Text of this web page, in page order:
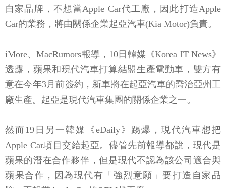
自家品牌，不想當Apple Car代工廠，因此打造Apple
Car的業務，將由關係企業起亞汽車(Kia Motor)負責。
iMore、MacRumors報導，10日韓媒《Korea IT News》
透露，蘋果和現代汽車打算結盟生產電動車，雙方有
意在今年3月前簽約，新車將在起亞汽車的喬治亞州工
廠生產。起亞是現代汽車集團的關係企業之一。
然而19日另一韓媒《eDaily》踢爆，現代汽車想把
Apple Car項目交給起亞。儘管先前報導都說，現代是
蘋果的潛在合作夥伴，但是現代不認為該公司適合與
蘋果合作，因為現代有「強烈意願」要打造自家品